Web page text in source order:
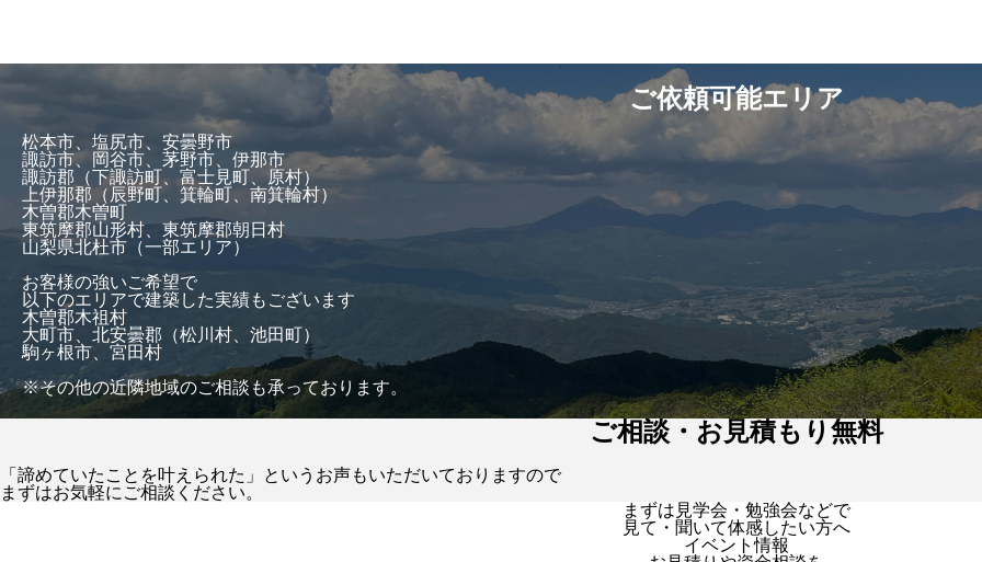
ご依頼可能エリア
松本市、塩尻市、安曇野市
諏訪市、岡谷市、茅野市、伊那市
諏訪郡（下諏訪町、富士見町、原村）
上伊那郡（辰野町、箕輪町、南箕輪村）
木曽郡木曽町
東筑摩郡山形村、東筑摩郡朝日村
山梨県北杜市（一部エリア）
お客様の強いご希望で
以下のエリアで建築した実績もございます
木曽郡木祖村
大町市、北安曇郡（松川村、池田町）
駒ヶ根市、宮田村
※その他の近隣地域のご相談も承っております。
ご相談・お見積もり無料
「諦めていたことを叶えられた」というお声もいただいておりますので
まずはお気軽にご相談ください。
まずは見学会・勉強会などで
見て・聞いて体感したい方へ
イベント情報